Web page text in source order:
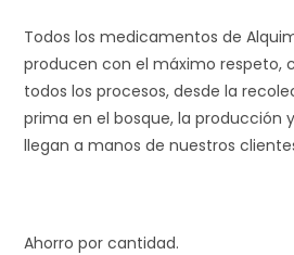
Todos los medicamentos de
producen con el máximo respeto,
todos los procesos, desde la
prima en el bosque, la producción
llegan a manos de nuestros
Ahorro por cantidad.